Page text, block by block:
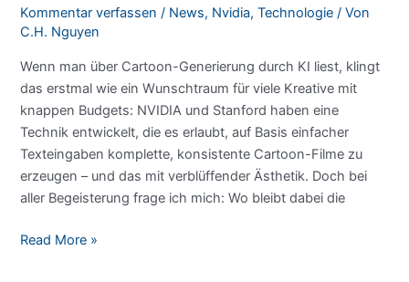
Kommentar verfassen / News, Nvidia,Technologie / Von
C.H. Nguyen
Wenn man über Cartoon-Generierung durch KI liest, klingt
das erstmal wie ein Wunschtraum für viele Kreative mit
knappen Budgets: NVIDIA und Stanford haben eine
Technik entwickelt, die es erlaubt, auf Basis einfacher
Texteingaben komplette, konsistente Cartoon-Filme zu
erzeugen – und das mit verblüffender Ästhetik. Doch bei
aller Begeisterung frage ich mich: Wo bleibt dabei die
Cartoon-
Read More »